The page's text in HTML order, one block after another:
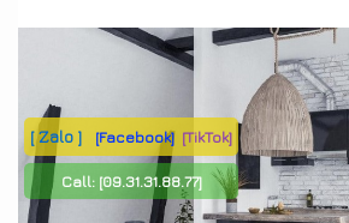
[ Zalo ] [Facebook] [TikTok]
Call: [09.31.31.88.77]